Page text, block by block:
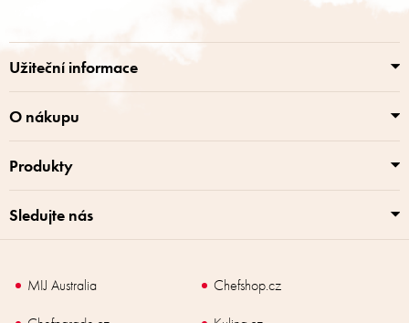
Užiteční informace
O nákupu
Produkty
Sledujte nás
MIJ Australia
Chefshop.cz